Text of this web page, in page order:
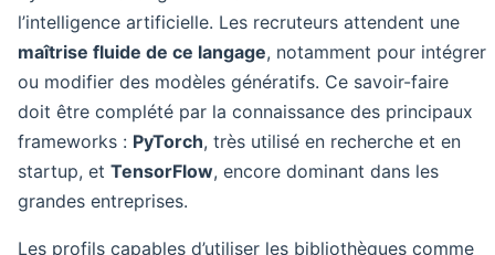
l’intelligence artificielle. Les recruteurs attendent une
maîtrise fluide de ce langage, notamment pour intégrer
ou modifier des modèles génératifs. Ce savoir-faire
doit être complété par la connaissance des principaux
frameworks : PyTorch, très utilisé en recherche et en
startup, et TensorFlow, encore dominant dans les
grandes entreprises.
Les profils capables d’utiliser les bibliothèques comme